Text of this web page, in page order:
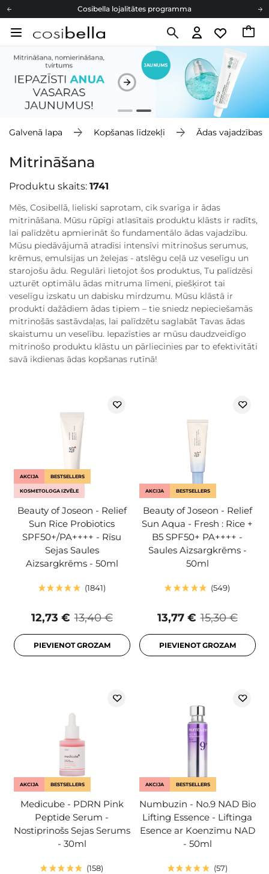
Cosibella lojalitātes programma
Bezmaskas piegāde no 49,00 €
Cosibella lojalitātes programma
Bezmaskas piegāde no 49,00 €
Galvenā lapa Kopšanas līdzekļi Ādas vajadzības
Mitrināšana
Produktu skaits: 1741
Mēs, Cosibellā, lieliski saprotam, cik svarīga ir ādas
mitrināšana. Mūsu rūpīgi atlasītais produktu klāsts ir radīts,
lai palīdzētu apmierināt šo fundamentālo ādas vajadzību.
Mūsu piedāvājumā atradīsi intensīvi mitrinošus serumus,
krēmus, emulsijas un želejas - atslēgu ceļā uz veselīgu un
starojošu ādu. Regulāri lietojot šos produktus, Tu palīdzēsi
uzturēt optimālu ādas mitruma līmeni, piešķirot tai
veselīgu izskatu un dabisku mirdzumu. Mūsu klāstā ir
produkti dažādiem ādas tipiem – tie sniedz nepieciešamās
mitrinošās sastāvdaļas, lai palīdzētu saglabāt Tavas ādas
skaistumu un veselību. Iepazīsties ar mūsu daudzveidīgo
mitrinošo produktu klāstu un pārliecinies par to efektivitāti
savā ikdienas ādas kopšanas rutīnā!
AKCIJA BESTSELLERS
KOSMETOLOGA IZVĒLE
Beauty of Joseon - Relief
Sun Rice Probiotics
SPF50+/PA++++ - Rīsu
Sejas Saules
Aizsargkrēms - 50ml
1841
13,40 €
12,73 €
PIEVIENOT GROZAM
AKCIJA BESTSELLERS
Beauty of Joseon - Relief
Sun Aqua - Fresh : Rice +
B5 SPF50+ PA++++ -
Saules Aizsargkrēms -
50ml
549
15,30 €
13,77 €
PIEVIENOT GROZAM
AKCIJA BESTSELLERS
Medicube - PDRN Pink
Peptide Serum -
Nostiprinošs Sejas Serums
- 30ml
158
AKCIJA BESTSELLERS
Numbuzin - No.9 NAD Bio
Lifting Essence - Liftinga
Esence ar Koenzīmu NAD
- 50ml
57